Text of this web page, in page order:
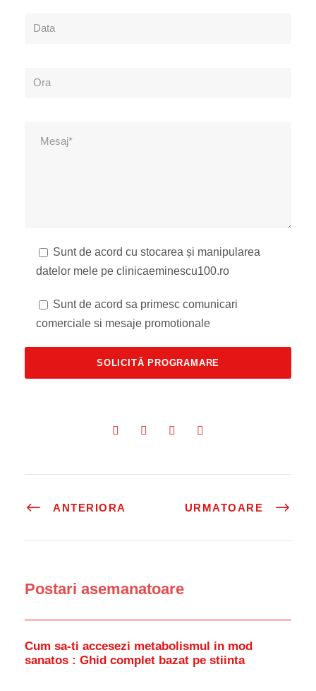
Sunt de acord cu stocarea și manipularea
datelor mele pe clinicaeminescu100.ro
Sunt de acord sa primesc comunicari
comerciale si mesaje promotionale
ANTERIORA URMATOARE
Postari asemanatoare
Cum sa-ti accesezi metabolismul in mod
sanatos : Ghid complet bazat pe stiinta